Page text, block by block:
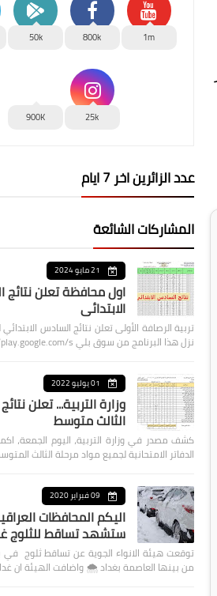
1m
800k
50k
25k
900K
عدد الزائرين اخر 7 ايام
المشاركات الشائعة
21 مايو 2024
اول محافظة تعلن
الابتدائي
تربية الرصافة الأولى تعلن نتائج السادس
نزل هذا البرنامج من سوق بلي https://play.google.com/s…
01 يوليو 2022
وزارة التربية... تعلن
الثالث متوسط
كشف مصدر في وزارة التربية، اليوم الجمعة،
الدفاتر الامتحانية لجميع مواد مرحلة الثالث
09 فبراير 2020
اليكم المحافظات
ستشهد تساقط للثلوج
توقعت هيئة الانواء الجوية عن تساقط ثلوج
من بينها العاصمة بغداد ⁦🌨️⁩ واضافت الهيئة ان غدا الاثنين …